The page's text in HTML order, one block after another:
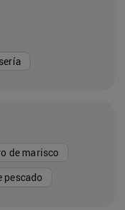
de marisco
pescado